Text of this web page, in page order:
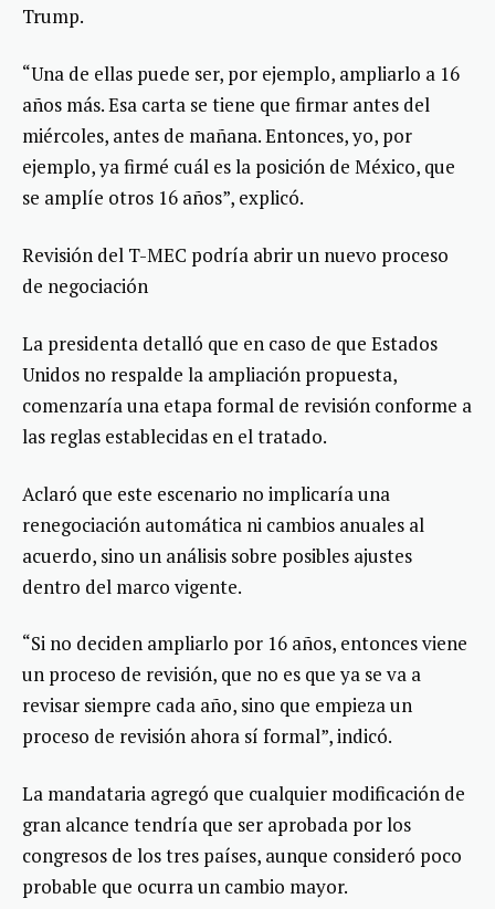
Trump.
“Una de ellas puede ser, por ejemplo, ampliarlo a 16
años más. Esa carta se tiene que firmar antes del
miércoles, antes de mañana. Entonces, yo, por
ejemplo, ya firmé cuál es la posición de México, que
se amplíe otros 16 años”, explicó.
Revisión del T-MEC podría abrir un nuevo proceso
de negociación
La presidenta detalló que en caso de que Estados
Unidos no respalde la ampliación propuesta,
comenzaría una etapa formal de revisión conforme a
las reglas establecidas en el tratado.
Aclaró que este escenario no implicaría una
renegociación automática ni cambios anuales al
acuerdo, sino un análisis sobre posibles ajustes
dentro del marco vigente.
“Si no deciden ampliarlo por 16 años, entonces viene
un proceso de revisión, que no es que ya se va a
revisar siempre cada año, sino que empieza un
proceso de revisión ahora sí formal”, indicó.
La mandataria agregó que cualquier modificación de
gran alcance tendría que ser aprobada por los
congresos de los tres países, aunque consideró poco
probable que ocurra un cambio mayor.